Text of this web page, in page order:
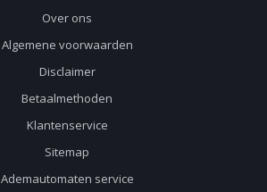
Over ons
Algemene voorwaarden
Disclaimer
Betaalmethoden
Klantenservice
Sitemap
Ademautomaten service